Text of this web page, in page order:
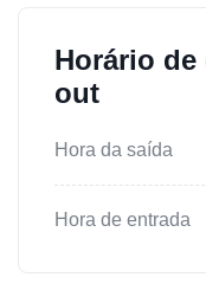
Horário de
out
Hora da saída
Hora de entrada